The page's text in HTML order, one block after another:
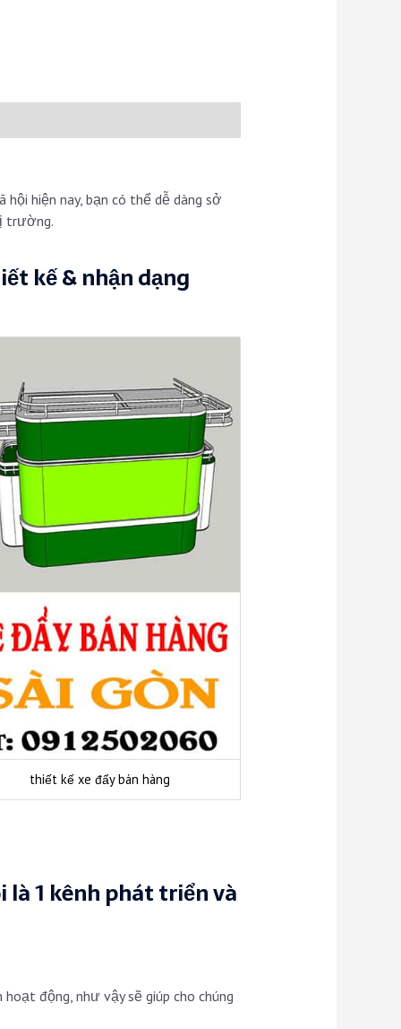
hiện nay, bạn có thể dễ dàng sở
trường.
kế & nhận dạng
thiết kế xe đẩy bán hàng
là 1 kênh phát triển và
động, như vậy sẽ giúp cho chúng